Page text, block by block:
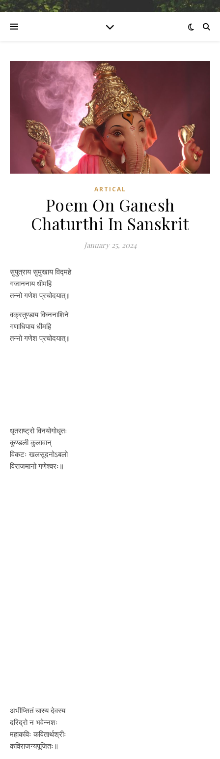
ARTICAL
Poem On Ganesh
Chaturthi In Sanskrit
January 25, 2024
सुपुत्राय सुमुखाय विद्महे
गजाननाय धीमहि
तन्नो गणेश प्रचोदयात्॥
वक्रतुण्डाय विघ्ननाशिने
गणाधिपाय धीमहि
तन्नो गणेश प्रचोदयात्॥
धृतराष्ट्रो विनयोगोधृतः
कुण्डली कुलावान्
विकटः खलसूदनोऽबलो
विराजमानो गणेश्वरः॥
अभीप्सितं चास्य देवस्य
दरिद्रो न भवेन्नशः
महाकविः कवितार्थश्रीः
कविराजन्यपूजितः॥